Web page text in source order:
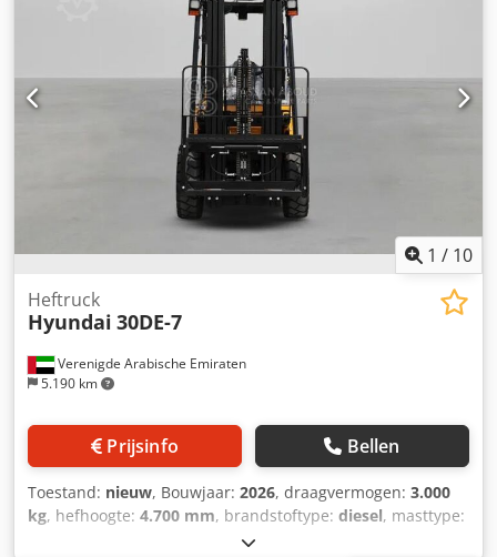
1 / 10
Verenigde Arabische Emiraten
5.190 km
Heftruck
Hyundai 30DE-7
Prijsinfo Bellen
Toestand: nieuw, Bouwjaar: 2026, draagvermogen: 3.000
kg, hefhoogte: 4.700 mm, brandstoftype: diesel, masttype:
33 kW (44,87 pk)